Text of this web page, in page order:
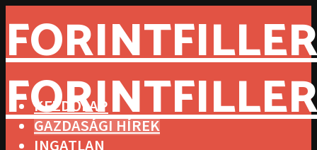
KEZDŐLAP
GAZDASÁGI HÍREK
INGATLAN